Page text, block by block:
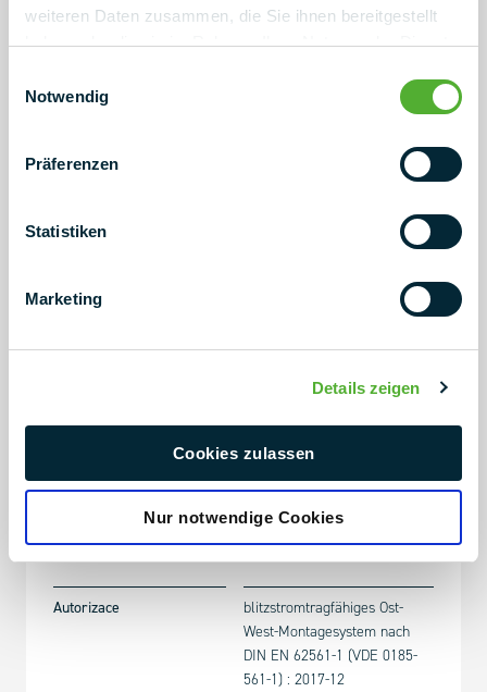
weiteren Daten zusammen, die Sie ihnen bereitgestellt
haben oder die sie im Rahmen Ihrer Nutzung der Dienste
Notwendig
Präferenzen
Statistiken
Marketing
Details zeigen
Cookies zulassen
Nur notwendige Cookies
Zarovnání Východozápadní substruktura
Střešní krytina
Fólie (EPDM, PVC, TPO/FPO),
od 2205 mm do 2882 mm (v
závislosti na šířce modulu a
Plošné zatížení systému
(vysokohustotní polyethylen),
bez migrace změkčovadel
Autorizace
blitzstromtragfähiges Ost-
West-Montagesystem nach
DIN EN 62561-1 (VDE 0185-
561-1) : 2017-12